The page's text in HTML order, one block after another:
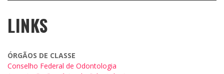
LINKS
ÓRGÃOS DE CLASSE
Conselho Federal de Odontologia